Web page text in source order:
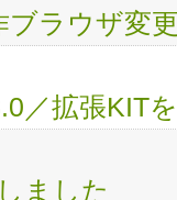
ブラウザ変
／拡張KIT
ました